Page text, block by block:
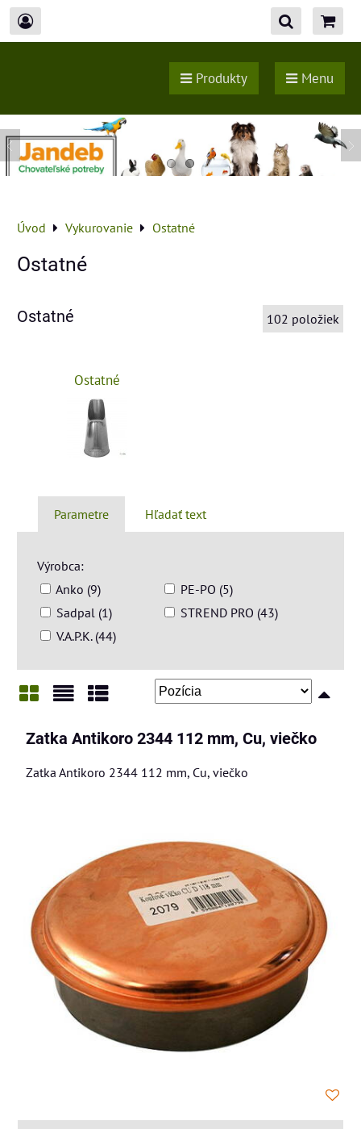
Produkty Menu
Úvod Vykurovanie Ostatné
Ostatné
Ostatné 102 položiek
Ostatné
Parametre Hľadať text
Výrobca:
Anko (9)
PE-PO (5)
Sadpal (1)
STREND PRO (43)
V.A.P.K. (44)
Zatka Antikoro 2344 112 mm, Cu, viečko
Zatka Antikoro 2344 112 mm, Cu, viečko